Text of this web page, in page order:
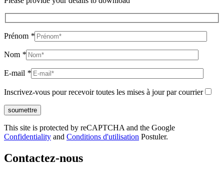
Prénom *
Nom *
E-mail *
Inscrivez-vous pour recevoir toutes les mises à jour par courrier
This site is protected by reCAPTCHA and the Google
Confidentiality and Conditions d'utilisation Postuler.
Contactez-nous